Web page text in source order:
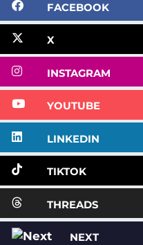
FACEBOOK
X
INSTAGRAM
YOUTUBE
LINKEDIN
TIKTOK
THREADS
NEXT